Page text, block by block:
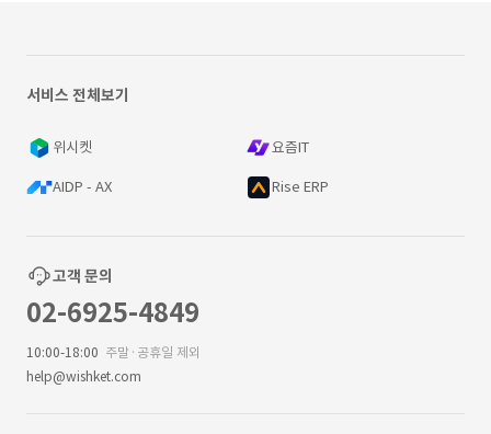
서비스 전체보기
위시켓 요즘IT
AIDP - AX Rise ERP
고객 문의
02-6925-4849
10:00-18:00 주말·공휴일 제외
help@wishket.com